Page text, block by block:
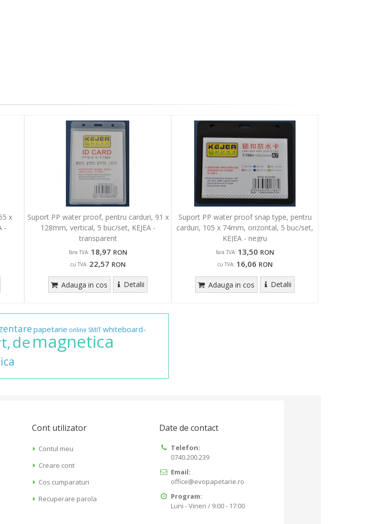
x
-
Suport PP water proof, pentru carduri, 91 x
128mm, vertical, 5 buc/set, KEJEA -
transparent
fara TVA: 18,97 RON
cu TVA: 22,57 RON
Adauga in cos Detalii
Suport PP water proof snap type, pentru
carduri, 105 x 74mm, orizontal, 5 buc/set,
KEJEA - negru
fara TVA: 13,50 RON
cu TVA: 16,06 RON
Adauga in cos Detalii
papetarie online SMITwhiteboard-
demagnetica
Cont utilizator
Contul meu
Creare cont
Cos cumparaturi
Recuperare parola
Date de contact
Telefon:
0740.200.239
Email:
office@evopapetarie.ro
Program:
Luni - Vineri / 9:00 - 17:00